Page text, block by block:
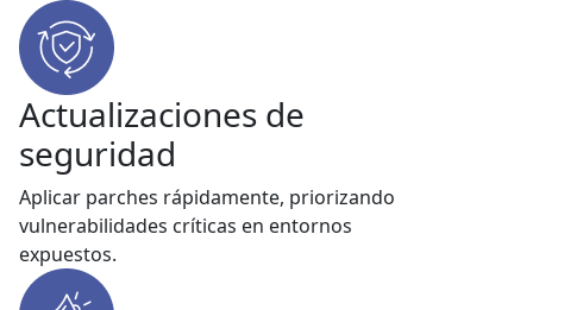
Actualizaciones de
seguridad
Aplicar parches rápidamente, priorizando
vulnerabilidades críticas en entornos
expuestos.